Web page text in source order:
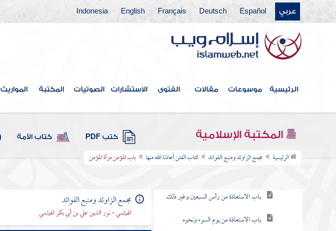
عربي Español
Deutsch
Français
English
Indonesia
الرئيسية موسوعات مقالات الفتوى الاستشارات الصوتيات المكتبة المواريث
المكتبة الإسلامية كتب PDF كتاب الأمة
الرئيسية مجمع الزاوئد ومنبع الفوائد كتاب الفتن أعاذنا الله منها باب المؤمن مرآة المؤمن
كتاب قتال أهل البغي
كتاب الحدود والديات
كتاب الديات
كتاب التفسير
كتاب التعبير
كتاب القدر
كتاب الفتن أعاذنا الله منها
باب الاستعاذة من رأس السبعين وغير ذلك
باب الاستعاذة من يوم السوء ونحوه
مجمع الزاوئد ومنبع الفوائد
الهيثمي - نور الدين علي بن أبي بكر الهيثمي